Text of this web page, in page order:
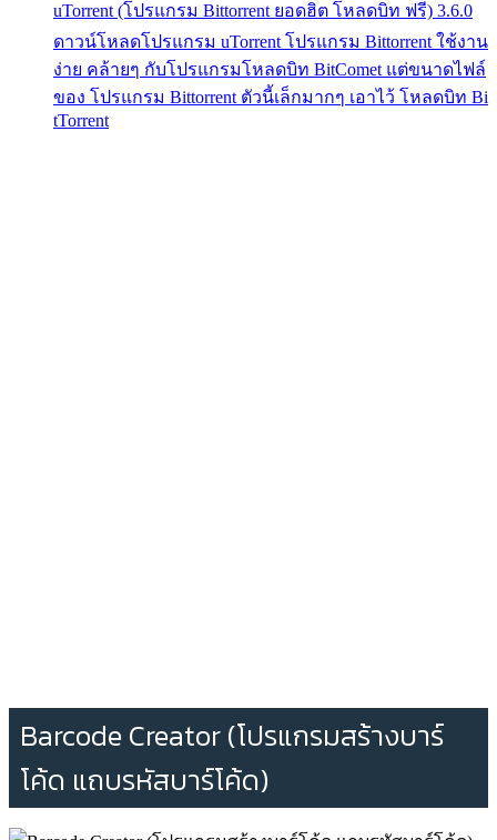
uTorrent (โปรแกรม Bittorrent ยอดฮิต โหลดบิท ฟรี) 3.6.0
ดาวน์โหลดโปรแกรม uTorrent โปรแกรม Bittorrent ใช้งาน
ง่าย คล้ายๆ กับโปรแกรมโหลดบิท BitComet แต่ขนาดไฟล์
ของ โปรแกรม Bittorrent ตัวนี้เล็กมากๆ เอาไว้ โหลดบิท Bi
tTorrent
Barcode Creator (โปรแกรมสร้างบาร์
โค้ด แถบรหัสบาร์โค้ด)